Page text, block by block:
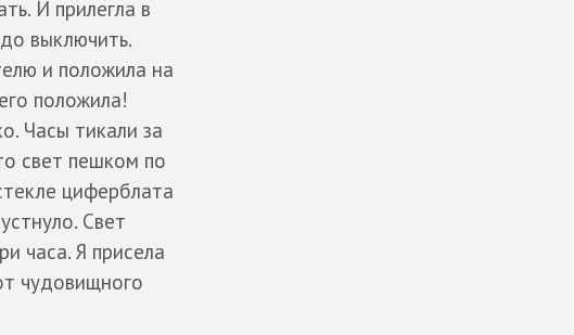
И прилегла в
выключить.
и положила на
положила!
Часы тикали за
свет пешком по
циферблата
Свет
часа. Я присела
чудовищного